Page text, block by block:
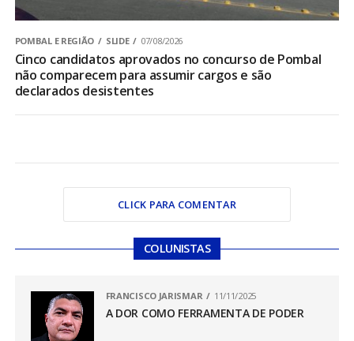
POMBAL E REGIÃO SLIDE 07/08/2026
Cinco candidatos aprovados no concurso de Pombal
não comparecem para assumir cargos e são
declarados desistentes
CLICK PARA COMENTAR
COLUNISTAS
FRANCISCO JARISMAR 11/11/2025
A DOR COMO FERRAMENTA DE PODER